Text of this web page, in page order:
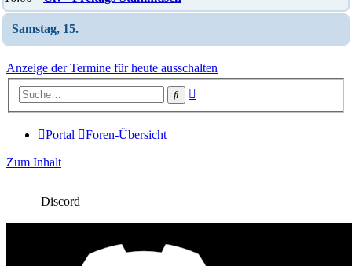
Samstag, 15.
Anzeige der Termine für heute ausschalten
Suche
Portal Foren-Übersicht
Zum Inhalt
Discord